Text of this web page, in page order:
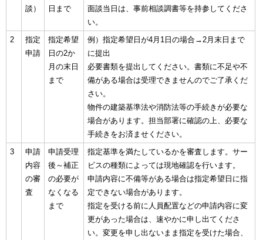
談）
日まで
面談当日は、事前相談調書等を持参してくださ
い。
2
指定
申請
指定希望
日の2か
月の末日
まで
例）指定希望日が4月1日の場合→2月末日まで
に提出
必要書類を提出してください。書類に不足や不
備がある場合は受理できませんのでご了承くだ
さい。
物件の建築基準法や消防法等の手続きが必要な
場合があります。担当部署に確認の上、必要な
手続きをお済ませください。
3
申請
内容
の審
査
申請受理
後～補正
の必要が
なくなる
まで
指定基準を満たしているかを審査します。サー
ビスの種類によっては現地確認を行います。
申請内容に不備等がある場合は指定希望日に指
定できない場合があります。
指定を受ける前に人員配置などの申請内容に変
更があった場合は、速やかに申し出てくださ
い。変更を申し出ないまま指定を受けた場合、